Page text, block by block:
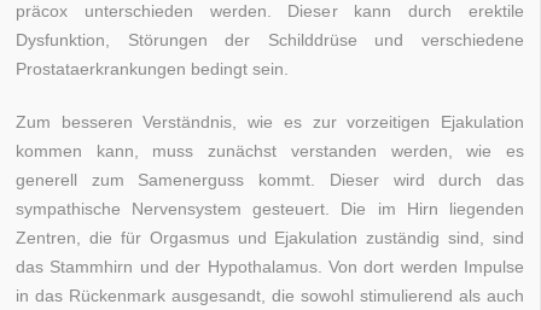
präcox unterschieden werden. Dieser kann durch erektile
Dysfunktion, Störungen der Schilddrüse und verschiedene
Prostataerkrankungen bedingt sein.
Zum besseren Verständnis, wie es zur vorzeitigen Ejakulation
kommen kann, muss zunächst verstanden werden, wie es
generell zum Samenerguss kommt. Dieser wird durch das
sympathische Nervensystem gesteuert. Die im Hirn liegenden
Zentren, die für Orgasmus und Ejakulation zuständig sind, sind
das Stammhirn und der Hypothalamus. Von dort werden Impulse
in das Rückenmark ausgesandt, die sowohl stimulierend als auch